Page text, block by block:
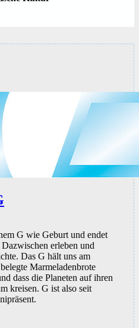
G wie Geburt und endet
erleben und
Das G hält uns am
Marmeladenbrote
dass die Planeten auf ihren
kreisen. G ist also seit